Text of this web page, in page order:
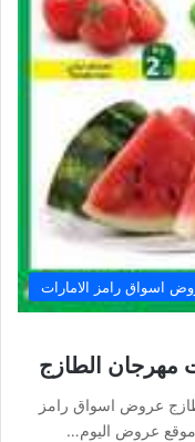
اسواق رامز الامارات
مهرجان الطازج
عروض اسواق رامز
موقع عروض اليوم…